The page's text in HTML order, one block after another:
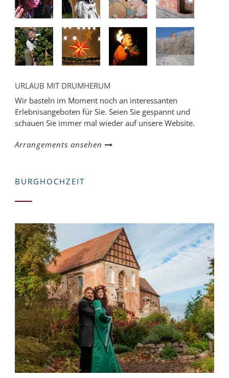
URLAUB MIT DRUMHERUM
Wir basteln im Moment noch an interessanten
Erlebnisangeboten für Sie. Seien Sie gespannt und
schauen Sie immer mal wieder auf unsere Website.
Arrangements ansehen
BURGHOCHZEIT